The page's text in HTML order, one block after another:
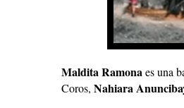
Maldita Ramonaes una
Coros, Nahiara